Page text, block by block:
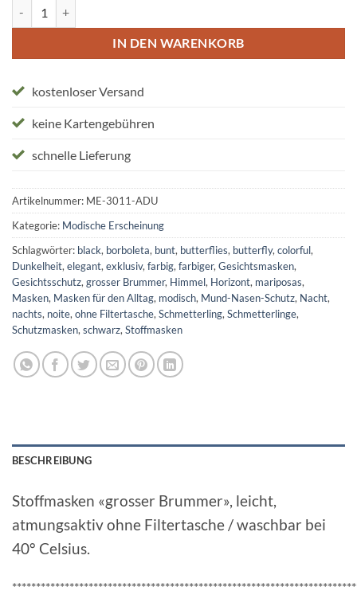
IN DEN WARENKORB
kostenloser Versand
keine Kartengebühren
schnelle Lieferung
Artikelnummer: ME-3011-ADU
Kategorie: Modische Erscheinung
Schlagwörter: black, borboleta, bunt, butterflies, butterfly, colorful,
Dunkelheit, elegant, exklusiv, farbig, farbiger, Gesichtsmasken,
Gesichtsschutz, grosser Brummer, Himmel, Horizont, mariposas,
Masken, Masken für den Alltag, modisch, Mund-Nasen-Schutz, Nacht,
nachts, noite, ohne Filtertasche, Schmetterling, Schmetterlinge,
Schutzmasken, schwarz, Stoffmasken
BESCHREIBUNG
Stoffmasken «grosser Brummer», leicht,
atmungsaktiv ohne Filtertasche / waschbar bei
40° Celsius.